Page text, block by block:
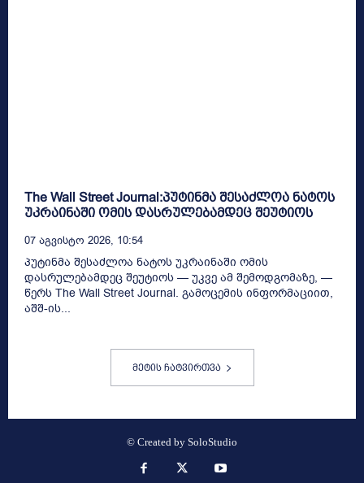
The Wall Street Journal:პუტინმა შესაძლოა ნატოს
უკრაინაში ომის დასრულებამდეც შეუტიოს
07 Აგვისტო 2026, 10:54
პუტინმა შესაძლოა ნატოს უკრაინაში ომის
დასრულებამდეც შეუტიოს — უკვე ამ შემოდგომაზე, —
წერს The Wall Street Journal. გამოცემის ინფორმაციით,
აშშ-ის...
მეტის ჩატვირთვა
© Created by SoloStudio